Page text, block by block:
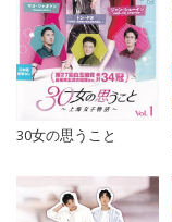
30女の思うこと